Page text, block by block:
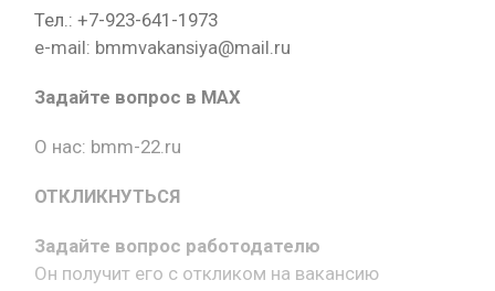
Тел.: +7-923-641-1973
e-mail: bmmvakansiya@mail.ru
Задайте вопрос в MAX
О нас: bmm-22.ru
ОТКЛИКНУТЬСЯ
Задайте вопрос работодателю
Он получит его с откликом на вакансию